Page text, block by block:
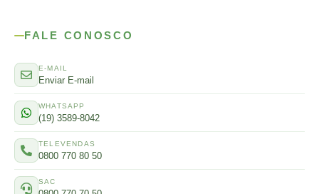
FALE CONOSCO
E-MAIL
Enviar E-mail
WHATSAPP
(19) 3589-8042
TELEVENDAS
0800 770 80 50
SAC